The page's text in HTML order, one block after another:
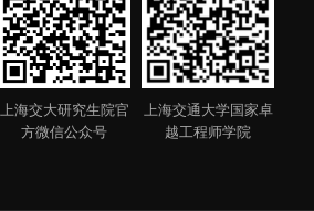
上海交大研究生院官
方微信公众号
上海交通大学国家卓
越工程师学院